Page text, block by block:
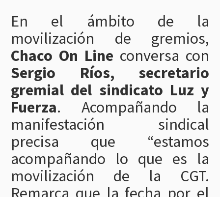
En el ámbito de la
movilización de gremios,
Chaco On Line conversa con
Sergio Ríos, secretario
gremial del sindicato Luz y
Fuerza. Acompañando la
manifestación sindical
precisa que “estamos
acompañando lo que es la
movilización de la CGT.
Remarca que la fecha por el